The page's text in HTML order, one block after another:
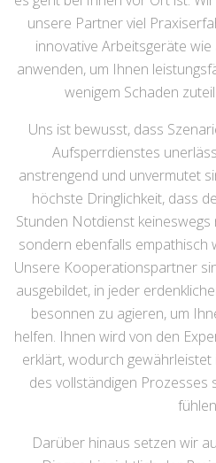
unsere Partner viel
innovative Arbeitsgeräte
anwenden, um Ihnen
wenigem Schaden
Uns ist bewusst, dass
Aufsperrdienstes
anstrengend und unvermutet
höchste Dringlichkeit, dass
Stunden Notdienst
sondern ebenfalls empathisch
Unsere Kooperationspartner
ausgebildet, in jeder
besonnen zu agieren, um
helfen. Ihnen wird von den
erklärt, wodurch gewährleistet
des vollständigen
Darüber hinaus setzen wir